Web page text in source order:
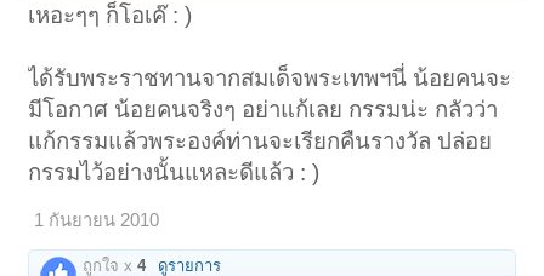
เหอะๆๆ ก็โอเค๊ : )
ได้รับพระราชทานจากสมเด็จพระเทพฯนี่ น้อยคนจะ
มีโอกาศ น้อยคนจริงๆ อย่าแก้เลย กรรมน่ะ กลัวว่า
แก้กรรมแล้วพระองค์ท่านจะเรียกคืนรางวัล ปล่อย
กรรมไว้อย่างนั้นแหละดีแล้ว : )
1 กันยายน 2010
ถูกใจ x4 ดูรายการ